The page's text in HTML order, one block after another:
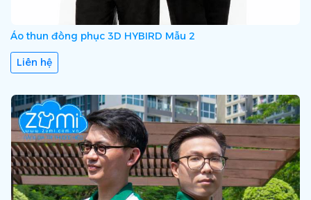
Áo thun đồng phục 3D HYBIRD Mẫu 2
Liên hệ